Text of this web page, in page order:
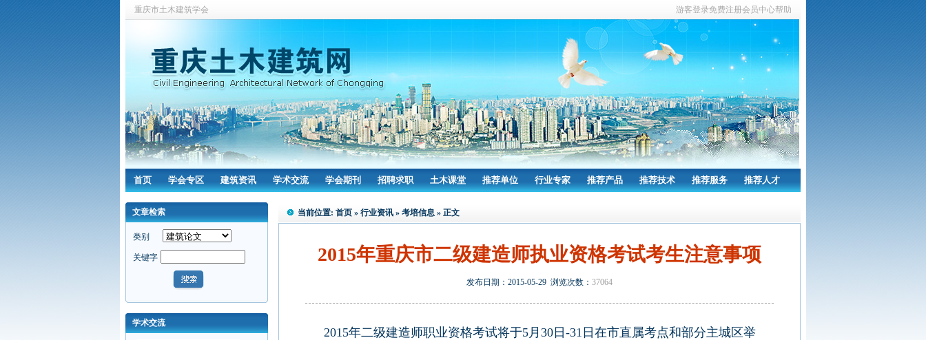
重庆市土木建筑学会 游客登录免费注册会员中心帮助
首页 学会专区 建筑资讯 学术交流 学会期刊 招聘求职 土木课堂 推荐单位 行业专家 推荐产品 推荐技术 推荐服务 推荐人才
文章检索
类别
关键字
学术交流
当前位置: 首页 » 行业资讯 » 考培信息 » 正文
2015年重庆市二级建造师执业资格考试考生注意事项
发布日期：2015-05-29 浏览次数： 37064
2015年二级建造师职业资格考试将于5月30日-31日在市直属考点和部分主城区举